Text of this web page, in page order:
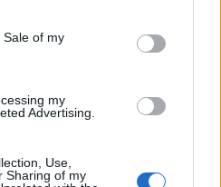
purposes in below Google
of my
my
Advertising.
Use,
Sharing of my